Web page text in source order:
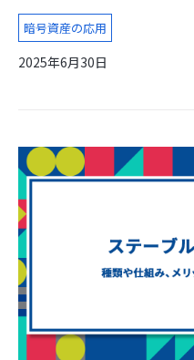
暗号資産の応用
2025年6月30日